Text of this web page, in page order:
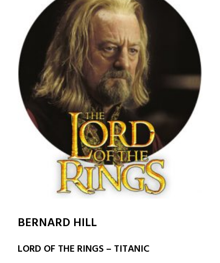
BERNARD HILL
LORD OF THE RINGS – TITANIC